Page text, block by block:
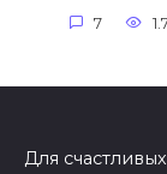
7
Для